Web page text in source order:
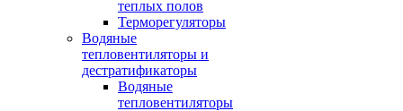
теплых полов
Терморегуляторы
Водяные
тепловентиляторы и
дестратификаторы
Водяные
тепловентиляторы